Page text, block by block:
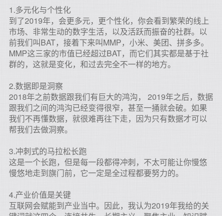
1.多元化与个性化
到了2019年，会更多元，更个性化，你会看到繁荣的线上
市场、非常生动的数字生活，以及活跃而振奋的社群。以
前我们叫BAT，接着下来叫MMP，小米、美团、拼多多。
MMP这三家的市值已经超过BAT，而它们其实都是基于社
群的，这就是变化，和过去完全不一样的地方。
2.数据即是洞察
2018年之前数据跟我们有巨大的鸿沟， 2019年之后，数据
跟我们之间的鸿沟已经变得很窄，甚至一捅就会破。如果
我们不再懂数据，就很难再往下走，因为只有数据才可以
帮我们去做洞察。
3.冲刺式的马拉松长跑
这是一个长跑，但是每一段都得冲刺，不太可能让你慢悠
慢悠地走到旗门前，它一定是全过程都要努力的。
4.产业价值是关键
互联网会赋能到产业当中。因此，我认为2019年我给的关